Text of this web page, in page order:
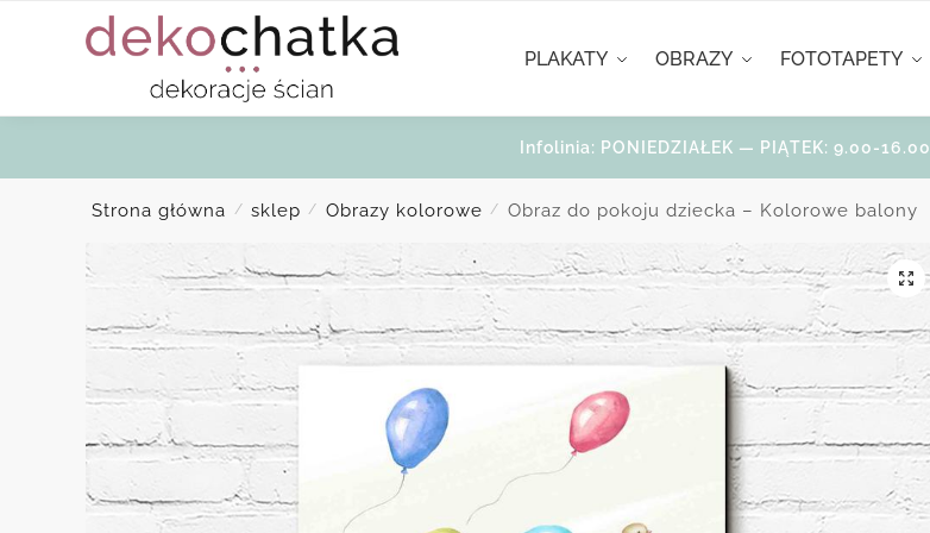
PLAKATY OBRAZY FOTOTAPETY
Infolinia: PONIEDZIAŁEK — PIĄTEK: 9.00-16.00
Strona główna / sklep / Obrazy kolorowe / Obraz do pokoju dziecka – Kolorowe balony